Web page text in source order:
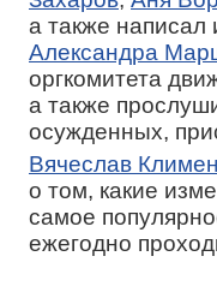
а также написал
Александра
оргкомитета
а также
осужденных,
Вячеслав
о том, какие
самое
ежегодно